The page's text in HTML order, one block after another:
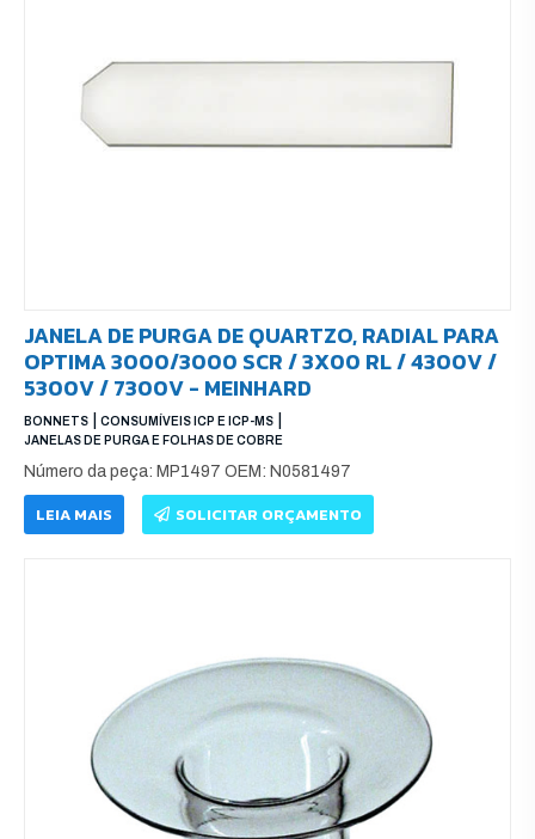
JANELA DE PURGA DE QUARTZO, RADIAL PARA
OPTIMA 3000/3000 SCR / 3X00 RL / 4300V /
5300V / 7300V - MEINHARD
BONNETS CONSUMÍVEIS ICP E ICP-MS
JANELAS DE PURGA E FOLHAS DE COBRE
Número da peça: MP1497 OEM: N0581497
LEIA MAIS SOLICITAR ORÇAMENTO